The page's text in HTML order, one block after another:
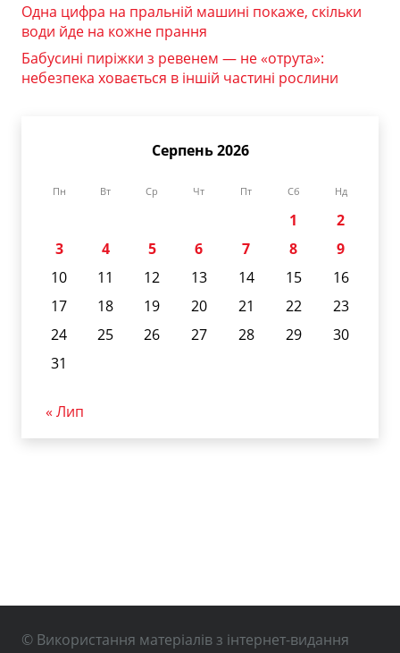
Одна цифра на пральній машині покаже, скільки
води йде на кожне прання
Бабусині пиріжки з ревенем — не «отрута»:
небезпека ховається в іншій частині рослини
Серпень 2026
Пн Вт Ср Чт Пт Сб Нд
1
2
3
4 5 6 7 8
9
10
11 12 13 14 15
16
17
18 19 20 21 22
23
24
25 26 27 28 29
30
31
« Лип
© Використання матеріалів з інтернет-видання